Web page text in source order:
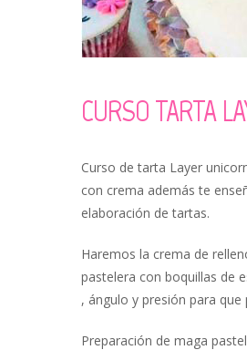
CURSO TARTA
Curso de tarta Layer
con crema además te
elaboración de tartas.
Haremos la crema de
pastelera con boquillas de
, ángulo y presión para
Preparación de maga